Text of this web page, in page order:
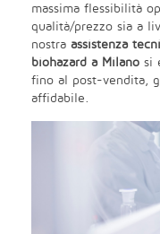
massima flessibilità
qualità/prezzo sia a
nostra assistenza
biohazard a Milano si
fino al post-vendita,
affidabile.